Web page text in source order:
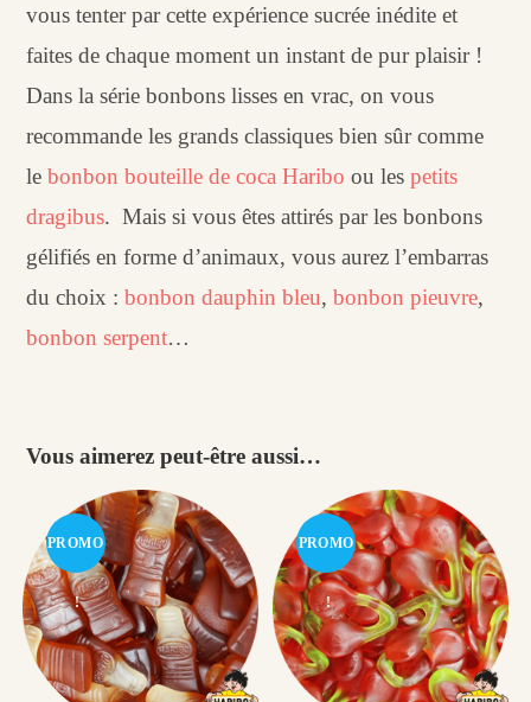
vous tenter par cette expérience sucrée inédite et
faites de chaque moment un instant de pur plaisir !
Dans la série bonbons lisses en vrac, on vous
recommande les grands classiques bien sûr comme
lebonbon bouteille de coca Haribo ou lespetits
dragibus. Mais si vous êtes attirés par les bonbons
gélifiés en forme d’animaux, vous aurez l’embarras
du choix :bonbon dauphin bleu,bonbon pieuvre,
bonbon serpent…
Vous aimerez peut-être aussi…
PROMO
!
PROMO
!